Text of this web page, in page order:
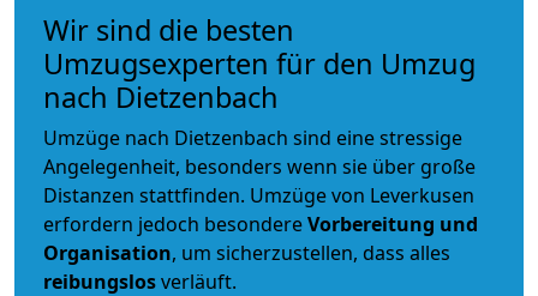
Wir sind die besten
Umzugsexperten für den Umzug
nach Dietzenbach
Umzüge nach Dietzenbach sind eine stressige
Angelegenheit, besonders wenn sie über große
Distanzen stattfinden. Umzüge von Leverkusen
erfordern jedoch besondereVorbereitung und
Organisation, um sicherzustellen, dass alles
reibungslosverläuft.